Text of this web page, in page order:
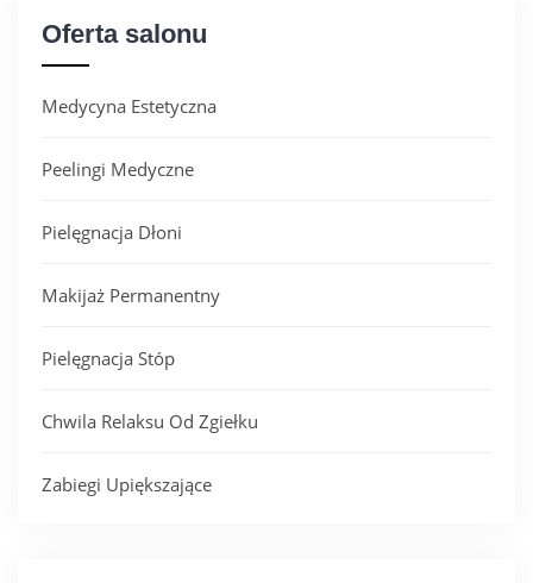
Oferta salonu
Medycyna Estetyczna
Peelingi Medyczne
Pielęgnacja Dłoni
Makijaż Permanentny
Pielęgnacja Stóp
Chwila Relaksu Od Zgiełku
Zabiegi Upiększające